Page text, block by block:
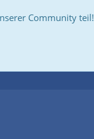
Community teil!